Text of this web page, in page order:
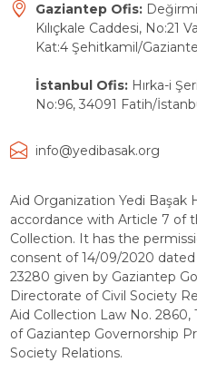
Gaziantep Ofis:
Kılıçkale Caddesi, No:21
Kat:4 Şehitkamil/
İstanbul Ofis:Hırka-i
No:96, 34091 Fatih/
info@yedibasak.org
Aid Organization Yedi Başak
accordance with Article 7 of
Collection. It has the
consent of 14/09/2020
23280 given by Gaziantep
Directorate of Civil Society
Aid Collection Law No. 2860,
of Gaziantep Governorship
Society Relations.